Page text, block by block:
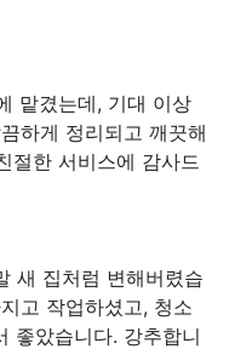
맡겼는데, 기대 이상
하게 정리되고 깨끗해
절한 서비스에 감사드
새 집처럼 변해버렸습
고 작업하셨고, 청소
좋았습니다. 강추합니